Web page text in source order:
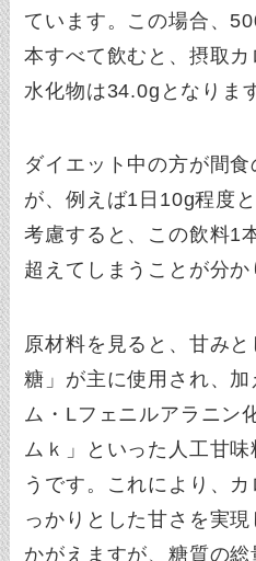
ています。この場合、
本すべて飲むと、摂取
水化物は34.0gとなりま
ダイエット中の方が間
が、例えば1日10g程度
考慮すると、この飲料1
超えてしまうことが分か
原材料を見ると、甘み
糖」が主に使用され、
ム・Lフェニルアラニン
ムｋ」といった人工甘
うです。これにより、
っかりとした甘さを実
かがえますが、糖質の